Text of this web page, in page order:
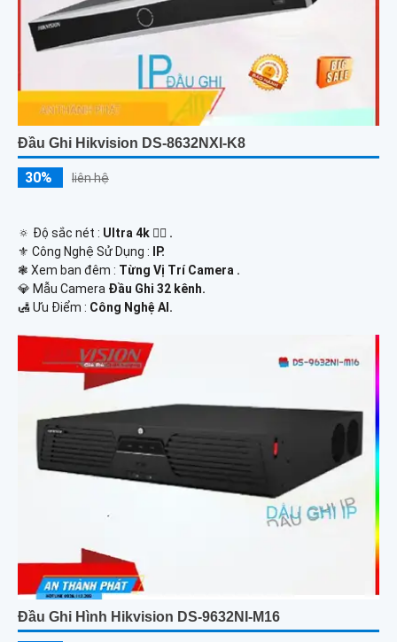
Đầu Ghi Hikvision DS-8632NXI-K8
30% liên hệ
🔅 Độ sắc nét : Ultra 4k 👍🏾 .
⚜️ Công Nghệ Sử Dụng :
IP.
❃ Xem ban đêm : Từng Vị Trí Camera .
💎 Mẫu Camera Đầu Ghi 32 kênh.
️🛃 Ưu Điểm : Công Nghệ AI.
Đầu Ghi Hình Hikvision DS-9632NI-M16